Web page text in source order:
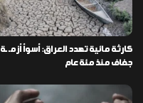
كارثة مائية تهدد العراق: أسوأ أزمـ ـة
جفاف منذ مئة عام